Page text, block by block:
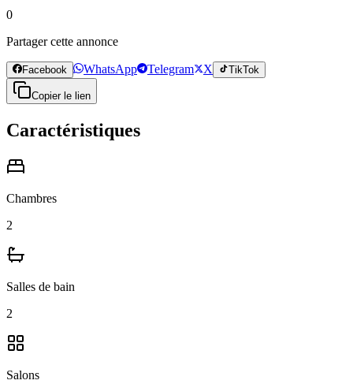
0
Partager cette annonce
Facebook WhatsApp Telegram X TikTok
Copier le lien
Caractéristiques
Chambres
2
Salles de bain
2
Salons